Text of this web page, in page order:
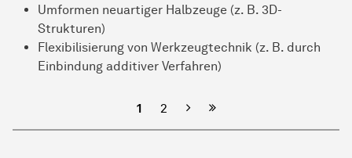
Umformen neuartiger Halbzeuge (z. B. 3D-
Strukturen)
Flexibilisierung von Werkzeugtechnik (z. B. durch
Einbindung additiver Verfahren)
1 2 Nächste